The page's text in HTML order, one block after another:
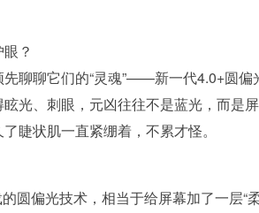
？
聊聊它们的“灵魂”——新一代4.0+圆偏
光、刺眼，元凶往往不是蓝光，而是
睫状肌一直紧绷着，不累才怪。
圆偏光技术，相当于给屏幕加了一层“